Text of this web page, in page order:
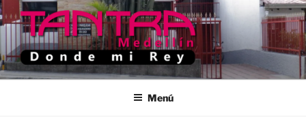
Saltar
al
contenido
TANTRA MEDELLIN
Donde Mi Rey
Menú